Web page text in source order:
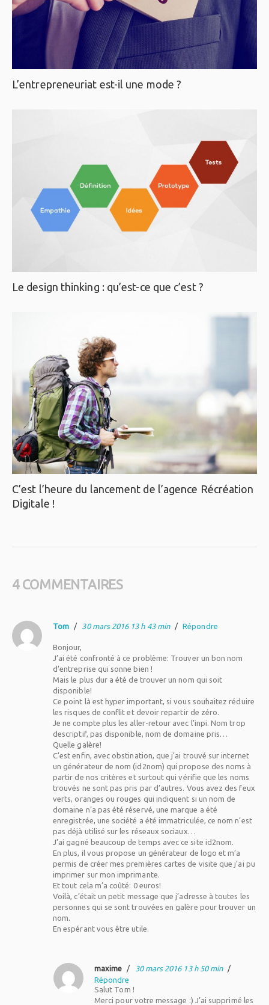
L’entrepreneuriat est-il une mode ?
Le design thinking : qu’est-ce que c’est ?
C’est l’heure du lancement de l’agence Récréation
Digitale !
4 COMMENTAIRES
Tom / 30 mars 2016 13 h 43 min / Répondre
Bonjour,
J’ai été confronté à ce problème: Trouver un bon nom
d’entreprise qui sonne bien !
Mais le plus dur a été de trouver un nom qui soit
disponible!
Ce point là est hyper important, si vous souhaitez réduire
les risques de conflit et devoir repartir de zéro.
Je ne compte plus les aller-retour avec l’inpi. Nom trop
descriptif, pas disponible, nom de domaine pris…
Quelle galère!
C’est enfin, avec obstination, que j’ai trouvé sur internet
un générateur de nom (id2nom) qui propose des noms à
partir de nos critères et surtout qui vérifie que les noms
trouvés ne sont pas pris par d’autres. Vous avez des feux
verts, oranges ou rouges qui indiquent si un nom de
domaine n’a pas été réservé, une marque a été
enregistrée, une société a été immatriculée, ce nom n’est
pas déjà utilisé sur les réseaux sociaux…
J’ai gagné beaucoup de temps avec ce site id2nom.
En plus, il vous propose un générateur de logo et m’a
permis de créer mes premières cartes de visite que j’ai pu
imprimer sur mon imprimante.
Et tout cela m’a coûté: 0 euros!
Voilà, c’était un petit message que j’adresse à toutes les
personnes qui se sont trouvées en galère pour trouver un
nom.
En espérant vous être utile.
maxime / 30 mars 2016 13 h 50 min
/
Répondre
Salut Tom !
Merci pour votre message :) J’ai supprimé les